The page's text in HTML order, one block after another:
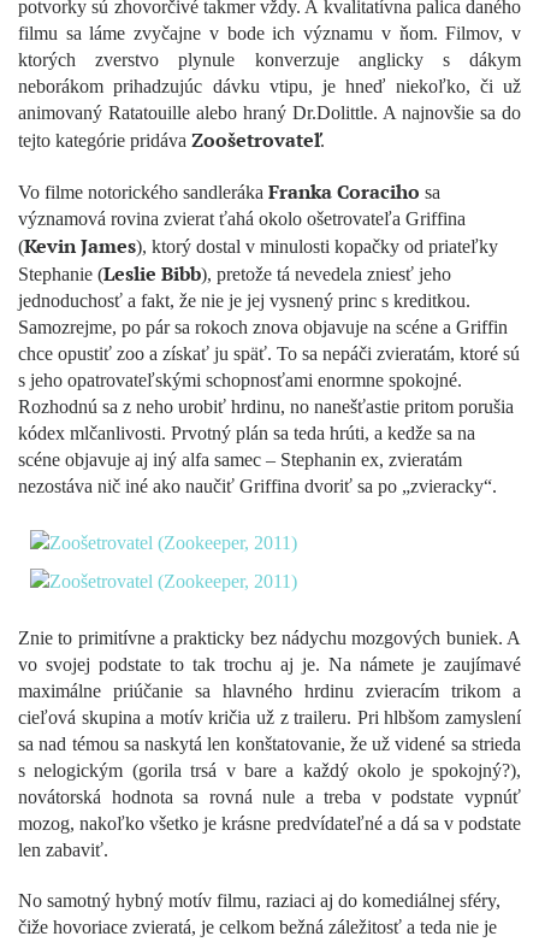
potvorky sú zhovorčivé takmer vždy. A kvalitatívna palica daného
filmu sa láme zvyčajne v bode ich významu v ňom. Filmov, v
ktorých zverstvo plynule konverzuje anglicky s dákym
neborákom prihadzujúc dávku vtipu, je hneď niekoľko, či už
animovaný Ratatouille alebo hraný Dr.Dolittle. A najnovšie sa do
tejto kategórie pridáva Zoošetrovateľ.
Vo filme notorického sandleráka Franka Coraciho sa
významová rovina zvierat ťahá okolo ošetrovateľa Griffina
(Kevin James), ktorý dostal v minulosti kopačky od priateľky
Stephanie (Leslie Bibb), pretože tá nevedela zniesť jeho
jednoduchosť a fakt, že nie je jej vysnený princ s kreditkou.
Samozrejme, po pár sa rokoch znova objavuje na scéne a Griffin
chce opustiť zoo a získať ju späť. To sa nepáči zvieratám, ktoré sú
s jeho opatrovateľskými schopnosťami enormne spokojné.
Rozhodnú sa z neho urobiť hrdinu, no nanešťastie pritom porušia
kódex mlčanlivosti. Prvotný plán sa teda hrúti, a kedže sa na
scéne objavuje aj iný alfa samec – Stephanin ex, zvieratám
nezostáva nič iné ako naučiť Griffina dvoriť sa po „zvieracky“.
Znie to primitívne a prakticky bez nádychu mozgových buniek. A
vo svojej podstate to tak trochu aj je. Na námete je zaujímavé
maximálne priúčanie sa hlavného hrdinu zvieracím trikom a
cieľová skupina a motív kričia už z traileru. Pri hlbšom zamyslení
sa nad témou sa naskytá len konštatovanie, že už videné sa strieda
s nelogickým (gorila trsá v bare a každý okolo je spokojný?),
novátorská hodnota sa rovná nule a treba v podstate vypnúť
mozog, nakoľko všetko je krásne predvídateľné a dá sa v podstate
len zabaviť.
No samotný hybný motív filmu, raziaci aj do komediálnej sféry,
čiže hovoriace zvieratá, je celkom bežná záležitosť a teda nie je